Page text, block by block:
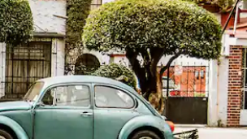
utforska genom att trycka eller svepa.